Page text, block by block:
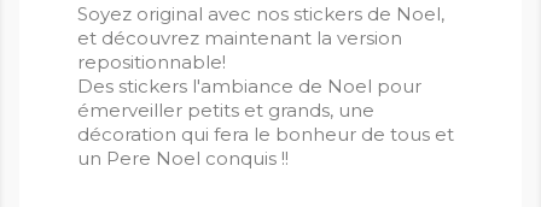
Soyez original avec nos stickers de Noel,
et découvrez maintenant la version
repositionnable!
Des stickers l'ambiance de Noel pour
émerveiller petits et grands, une
décoration qui fera le bonheur de tous et
un Pere Noel conquis !!